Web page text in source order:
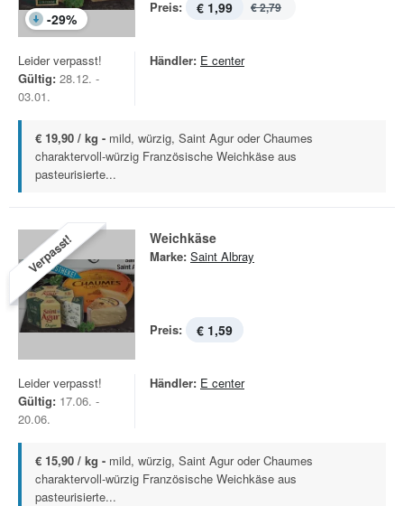
-29%
Preis: € 1,99 € 2,79
Leider verpasst!
Gültig: 28.12. -
03.01.
Händler: E center
€ 19,90 / kg - mild, würzig, Saint Agur oder Chaumes
charaktervoll-würzig Französische Weichkäse aus
pasteurisierte...
Verpasst! Weichkäse
Marke: Saint Albray
Preis: € 1,59
Leider verpasst!
Gültig: 17.06. -
20.06.
Händler: E center
€ 15,90 / kg - mild, würzig, Saint Agur oder Chaumes
charaktervoll-würzig Französische Weichkäse aus
pasteurisierte...